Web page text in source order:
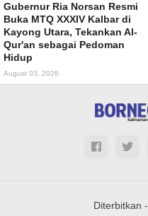
Gubernur Ria Norsan Resmi
Buka MTQ XXXIV Kalbar di
Kayong Utara, Tekankan Al-
Qur'an sebagai Pedoman
Hidup
August 03, 2026
Diterbitkan -